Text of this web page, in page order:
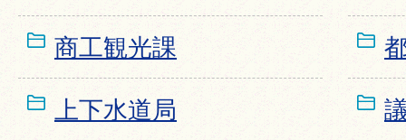
商工観光課
上下水道局